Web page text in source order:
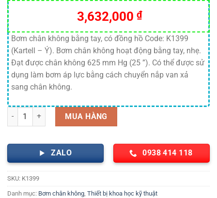
3,632,000 ₫
Bơm chân không bằng tay, có đồng hồ Code: K1399
(Kartell – Ý). Bơm chân không hoạt động bằng tay, nhẹ.
Đạt được chân không 625 mm Hg (25 ”). Có thể được sử
dụng làm bơm áp lực bằng cách chuyển nắp van xả
sang chân không.
Bơm chân không bằng tay, có đồng hồ số lượng
MUA HÀNG
ZALO 0938 414 118
SKU: K1399
Danh mục: Bơm chân không Thiết bị khoa học kỹ thuật